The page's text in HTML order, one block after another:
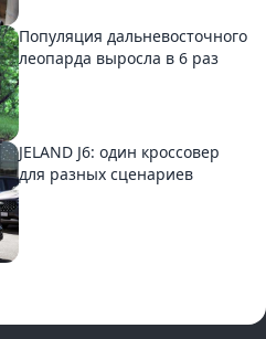
Популяция дальневосточного
леопарда выросла в 6 раз
JELAND J6: один кроссовер
для разных сценариев